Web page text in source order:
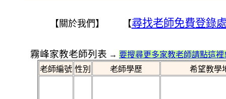
【關於我們】 【尋找老師免費登錄
霧峰家教老師列表 → 要搜尋更多家教老師請點這裡
老師編號 性別 老師學歷 希望教學